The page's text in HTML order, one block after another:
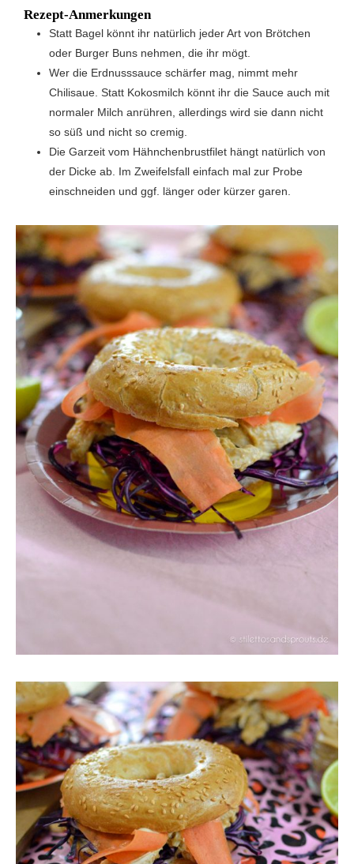
Rezept-Anmerkungen
Statt Bagel könnt ihr natürlich jeder Art von Brötchen
oder Burger Buns nehmen, die ihr mögt.
Wer die Erdnusssauce schärfer mag, nimmt mehr
Chilisaue. Statt Kokosmilch könnt ihr die Sauce auch mit
normaler Milch anrühren, allerdings wird sie dann nicht
so süß und nicht so cremig.
Die Garzeit vom Hähnchenbrustfilet hängt natürlich von
der Dicke ab. Im Zweifelsfall einfach mal zur Probe
einschneiden und ggf. länger oder kürzer garen.